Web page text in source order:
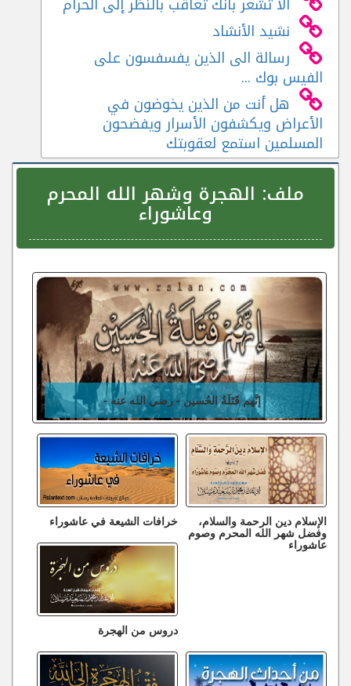
نشيد الأنشاد
رسالة الى الذين يفسفسون على
الفيس بوك ...
هل أنت من الذين يخوضون في
الأعراض ويكشفون الأسرار ويفضحون
المسلمين استمع لعقوبتك
ملف: الهجرة وشهر الله المحرم
وعاشوراء
إنَّهم قَتَلَةُ الحُسين - رضي الله عنه -
الإسلام دين الرحمة والسلام،
وفضل شهر الله المحرم وصوم
عاشوراء
خرافات الشيعة في عاشوراء
دروس من الهجرة